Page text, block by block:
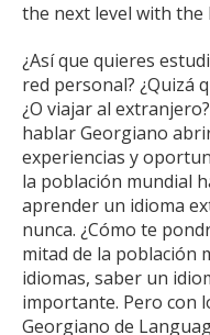
the next level with
¿Así que quieres
red personal? ¿Quizá
¿O viajar al
hablar Georgiano
experiencias y
la población mundial
aprender un idioma
nunca. ¿Cómo te
mitad de la población
idiomas, saber un
importante. Pero con
Georgiano de